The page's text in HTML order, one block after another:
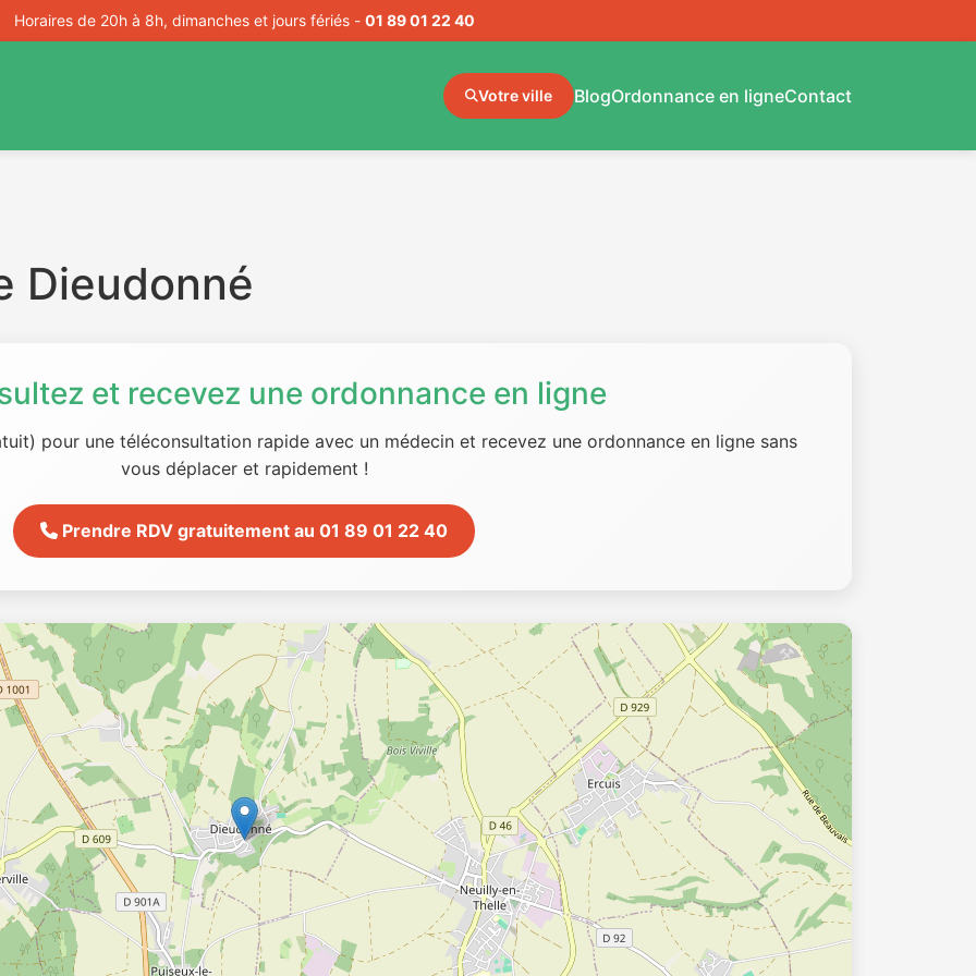
Horaires de 20h à 8h, dimanches et jours fériés - 01 89 01 22 40
Votre ville BlogOrdonnance en ligneContact
Dieudonné
et recevez une ordonnance en ligne
pour une téléconsultation rapide avec un médecin et recevez une ordonnance en ligne sans
vous déplacer et rapidement !
Prendre RDV gratuitement au 01 89 01 22 40